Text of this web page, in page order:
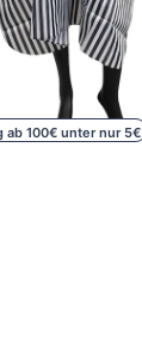
100€ unter nur 5€